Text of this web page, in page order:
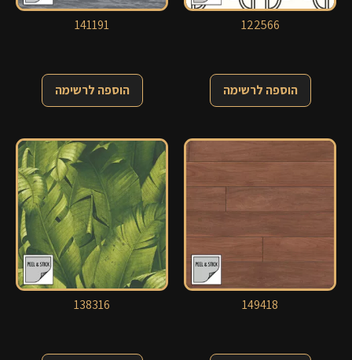
122566
הוספה לרשימה
141191
הוספה לרשימה
149418
138316